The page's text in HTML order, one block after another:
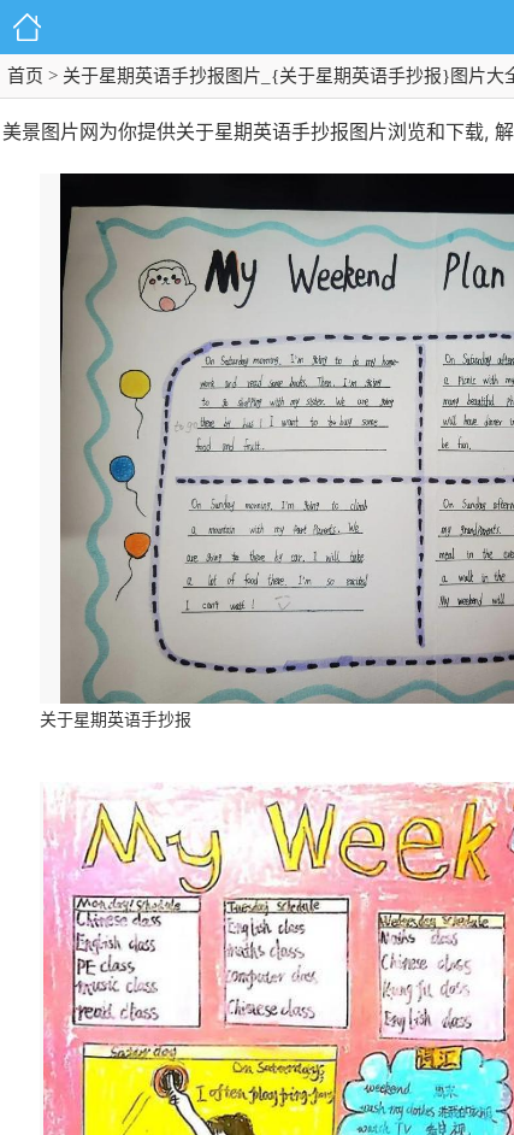
首页 > 关于星期英语手抄报图片_{关于星期英语手抄报}图片大
美景图片网为你提供关于星期英语手抄报图片浏览和下载,
关于星期英语手抄报